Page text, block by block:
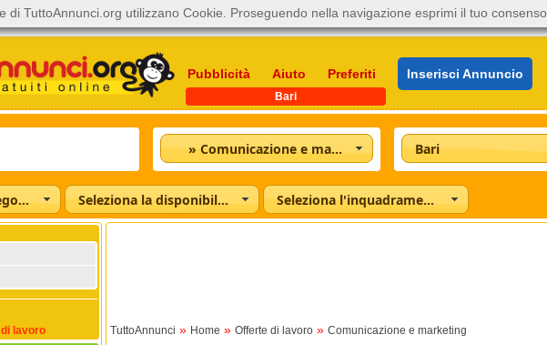
Pubblicità Aiuto Preferiti Inserisci Annuncio
Bari
» Comunicazione e marketing Bari
Tutte le categorie Seleziona la disponibilità Seleziona l'inquadramento
lavoro TuttoAnnunci » Home » Offerte di lavoro » Comunicazione e marketing
di TuttoAnnunci.org utilizzano Cookie. Proseguendo nella navigazione esprimi il tuo consenso.